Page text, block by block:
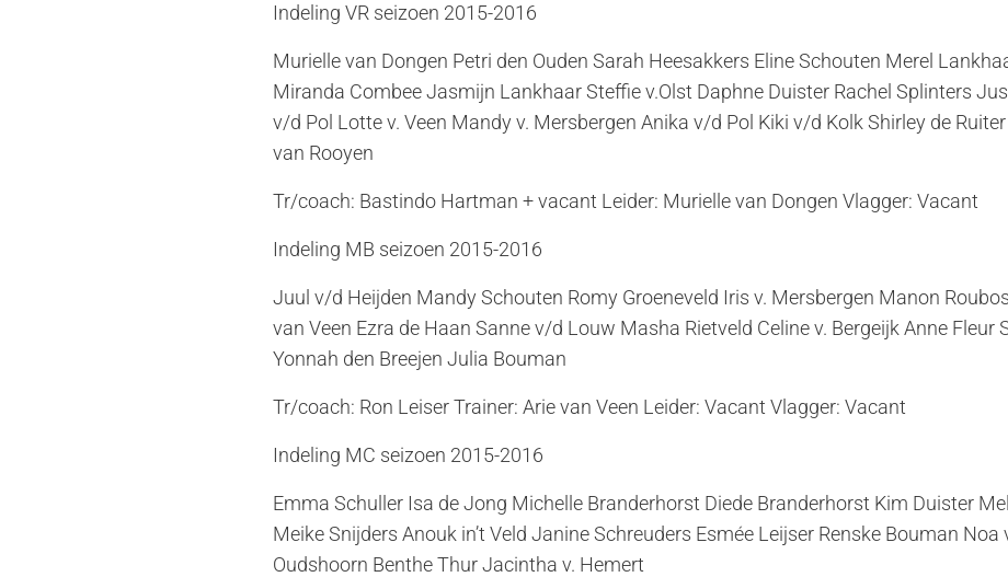
Indeling VR seizoen 2015-2016
Murielle van Dongen Petri den Ouden Sarah Heesakkers Eline Schouten Merel
Miranda Combee Jasmijn Lankhaar Steffie v.Olst Daphne Duister Rachel Splinters
v/d Pol Lotte v. Veen Mandy v. Mersbergen Anika v/d Pol Kiki v/d Kolk Shirley de
van Rooyen
Tr/coach: Bastindo Hartman + vacant Leider: Murielle van Dongen Vlagger: Vacant
Indeling MB seizoen 2015-2016
Juul v/d Heijden Mandy Schouten Romy Groeneveld Iris v. Mersbergen Manon
van Veen Ezra de Haan Sanne v/d Louw Masha Rietveld Celine v. Bergeijk Anne Fleur
Yonnah den Breejen Julia Bouman
Tr/coach: Ron Leiser Trainer: Arie van Veen Leider: Vacant Vlagger: Vacant
Indeling MC seizoen 2015-2016
Emma Schuller Isa de Jong Michelle Branderhorst Diede Branderhorst Kim Duister
Meike Snijders Anouk in’t Veld Janine Schreuders Esmée Leijser Renske Bouman
Oudshoorn Benthe Thur Jacintha v. Hemert